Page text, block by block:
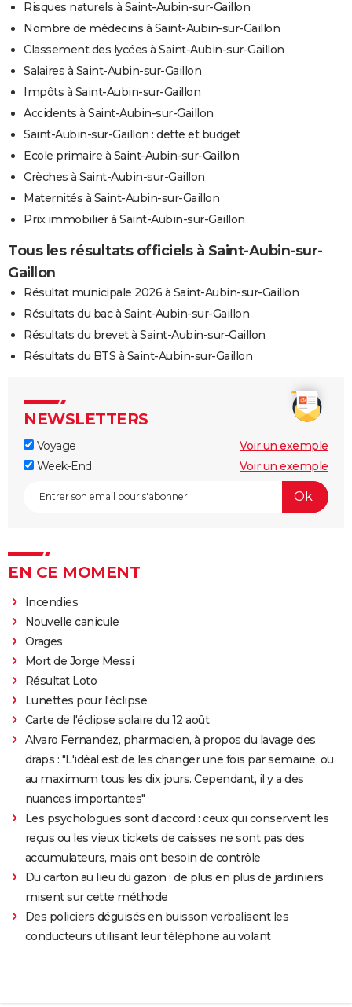
Risques naturels à Saint-Aubin-sur-Gaillon
Nombre de médecins à Saint-Aubin-sur-Gaillon
Classement des lycées à Saint-Aubin-sur-Gaillon
Salaires à Saint-Aubin-sur-Gaillon
Impôts à Saint-Aubin-sur-Gaillon
Accidents à Saint-Aubin-sur-Gaillon
Saint-Aubin-sur-Gaillon : dette et budget
Ecole primaire à Saint-Aubin-sur-Gaillon
Crèches à Saint-Aubin-sur-Gaillon
Maternités à Saint-Aubin-sur-Gaillon
Prix immobilier à Saint-Aubin-sur-Gaillon
Tous les résultats officiels à Saint-Aubin-sur-
Gaillon
Résultat municipale 2026 à Saint-Aubin-sur-Gaillon
Résultats du bac à Saint-Aubin-sur-Gaillon
Résultats du brevet à Saint-Aubin-sur-Gaillon
Résultats du BTS à Saint-Aubin-sur-Gaillon
NEWSLETTERS
Voyage
Voir un exemple
Week-End
Voir un exemple
EN CE MOMENT
Incendies
Nouvelle canicule
Orages
Mort de Jorge Messi
Résultat Loto
Lunettes pour l'éclipse
Carte de l'éclipse solaire du 12 août
Alvaro Fernandez, pharmacien, à propos du lavage des
draps : "L'idéal est de les changer une fois par semaine, ou
au maximum tous les dix jours. Cependant, il y a des
nuances importantes"
Les psychologues sont d'accord : ceux qui conservent les
reçus ou les vieux tickets de caisses ne sont pas des
accumulateurs, mais ont besoin de contrôle
Du carton au lieu du gazon : de plus en plus de jardiniers
misent sur cette méthode
Des policiers déguisés en buisson verbalisent les
conducteurs utilisant leur téléphone au volant